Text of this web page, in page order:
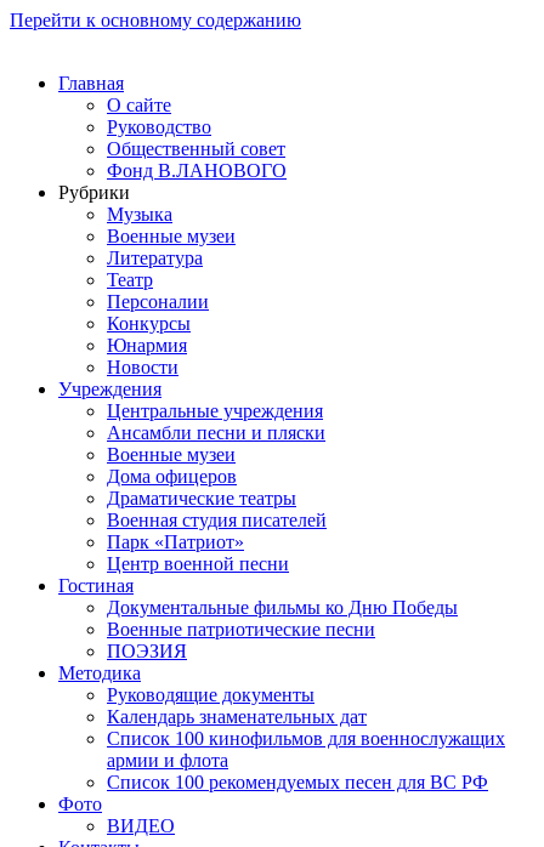
Перейти к основному содержанию
Главная
О сайте
Руководство
Общественный совет
Фонд В.ЛАНОВОГО
Рубрики
Музыка
Военные музеи
Литература
Театр
Персоналии
Конкурсы
Юнармия
Новости
Учреждения
Центральные учреждения
Ансамбли песни и пляски
Военные музеи
Дома офицеров
Драматические театры
Военная студия писателей
Парк «Патриот»
Центр военной песни
Гостиная
Документальные фильмы ко Дню Победы
Военные патриотические песни
ПОЭЗИЯ
Методика
Руководящие документы
Календарь знаменательных дат
Список 100 кинофильмов для военнослужащих
армии и флота
Список 100 рекомендуемых песен для ВС РФ
Фото
ВИДЕО